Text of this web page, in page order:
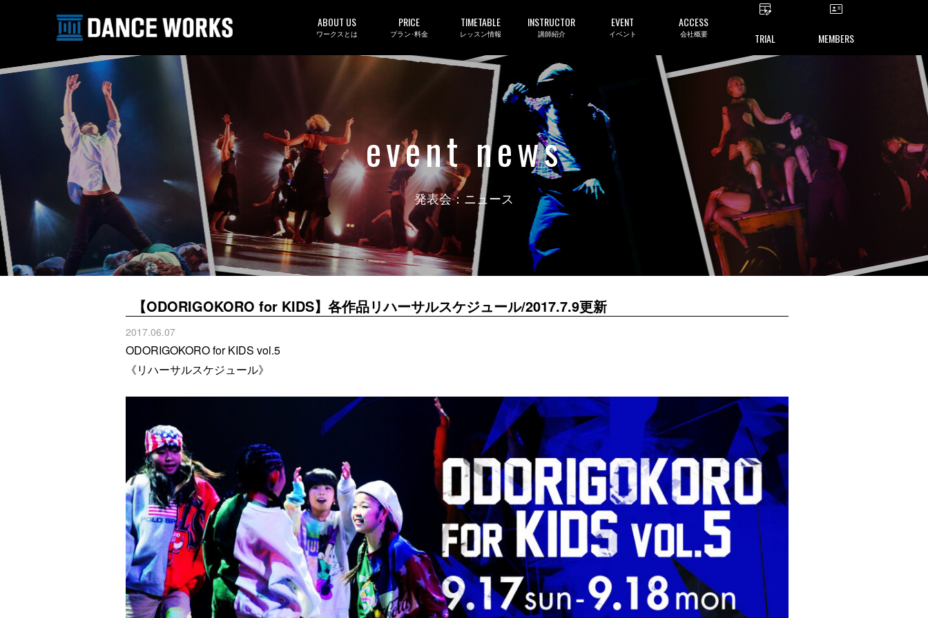
ABOUT US
ワークスとは
PRICE
プラン･料金
TIMETABLE
レッスン情報
INSTRUCTOR
講師紹介
EVENT
イベント
ACCESS
会社概要 TRIAL MEMBERS
event news
発表会：ニュース
【ODORIGOKORO for KIDS】各作品リハーサルスケジュール/2017.7.9更新
2017.06.07
ODORIGOKORO for KIDS vol.5
《リハーサルスケジュール》